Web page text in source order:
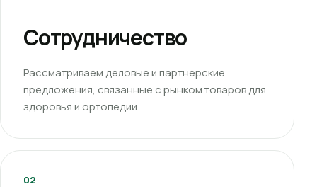
Сотрудничество
Рассматриваем деловые и партнерские
предложения, связанные с рынком товаров для
здоровья и ортопедии.
02